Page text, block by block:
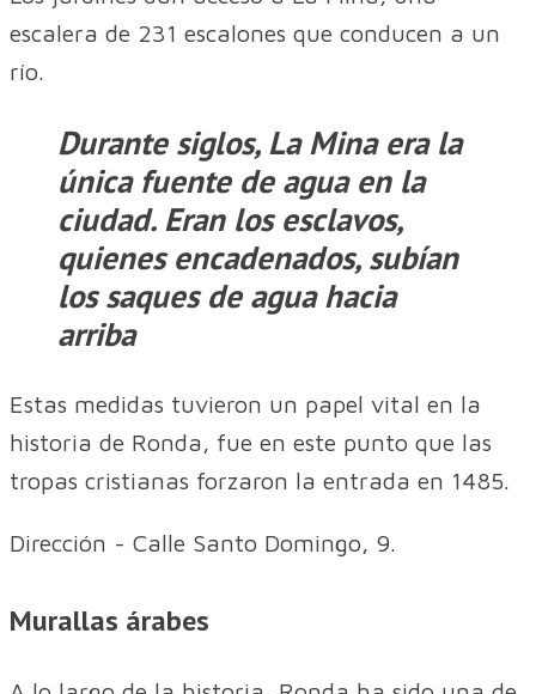
escalera de 231 escalones que conducen a un
río.
Durante siglos, La Mina era la
única fuente de agua en la
ciudad. Eran los esclavos,
quienes encadenados, subían
los saques de agua hacia
arriba
Estas medidas tuvieron un papel vital en la
historia de Ronda, fue en este punto que las
tropas cristianas forzaron la entrada en 1485.
Dirección - Calle Santo Domingo, 9.
Murallas árabes